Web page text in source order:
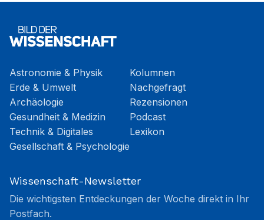
Astronomie & Physik
Erde & Umwelt
Archäologie
Gesundheit & Medizin
Technik & Digitales
Gesellschaft & Psychologie
Kolumnen
Nachgefragt
Rezensionen
Podcast
Lexikon
Wissenschaft-Newsletter
Die wichtigsten Entdeckungen der Woche direkt in Ihr
Postfach.